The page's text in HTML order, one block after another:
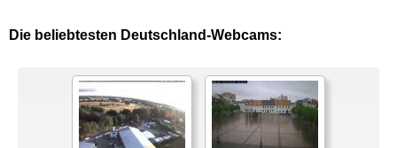
Die beliebtesten Deutschland-Webcams: